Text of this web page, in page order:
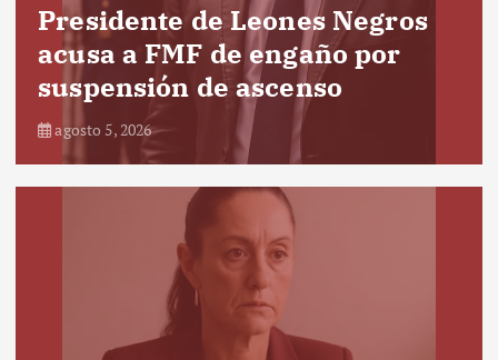
Presidente de Leones Negros
acusa a FMF de engaño por
suspensión de ascenso
agosto 5, 2026